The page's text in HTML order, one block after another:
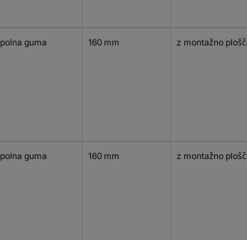
polna guma 160 mm z montažno
polna guma 160 mm z montažno